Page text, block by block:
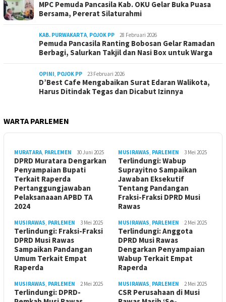
MPC Pemuda Pancasila Kab. OKU Gelar Buka Puasa
Bersama, Pererat Silaturahmi
KAB. PURWAKARTA, POJOK PP 28 Februari 2026
Pemuda Pancasila Ranting Bobosan Gelar Ramadan
Berbagi, Salurkan Takjil dan Nasi Box untuk Warga
OPINI, POJOK PP 23 Februari 2026
D’Best Cafe Mengabaikan Surat Edaran Walikota,
Harus Ditindak Tegas dan Dicabut Izinnya
WARTA PARLEMEN
MURATARA, PARLEMEN 30 Juni 2025
DPRD Muratara Dengarkan
Penyampaian Bupati
Terkait Raperda
Pertanggungjawaban
Pelaksanaaan APBD TA
2024
MUSIRAWAS, PARLEMEN 3 Mei 2025
Terlindungi: Wabup
Suprayitno Sampaikan
Jawaban Eksekutif
Tentang Pandangan
Fraksi-Fraksi DPRD Musi
Rawas
MUSIRAWAS, PARLEMEN 3 Mei 2025
Terlindungi: Fraksi-Fraksi
DPRD Musi Rawas
Sampaikan Pandangan
Umum Terkait Empat
Raperda
MUSIRAWAS, PARLEMEN 2 Mei 2025
Terlindungi: Anggota
DPRD Musi Rawas
Dengarkan Penyampaian
Wabup Terkait Empat
Raperda
MUSIRAWAS, PARLEMEN 2 Mei 2025
Terlindungi: DPRD-
MUSIRAWAS, PARLEMEN 2 Mei 2025
CSR Perusahaan di Musi